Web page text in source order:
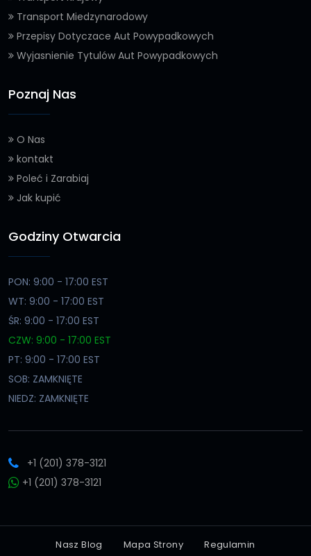
Transport Miedzynarodowy
Przepisy Dotyczace Aut Powypadkowych
Wyjasnienie Tytulów Aut Powypadkowych
Poznaj Nas
O Nas
kontakt
Poleć i Zarabiaj
Jak kupić
Godziny Otwarcia
PON: 9:00 - 17:00 EST
WT: 9:00 - 17:00 EST
ŚR: 9:00 - 17:00 EST
CZW: 9:00 - 17:00 EST
PT: 9:00 - 17:00 EST
SOB: ZAMKNIĘTE
NIEDZ: ZAMKNIĘTE
+1 (201) 378-3121
+1 (201) 378-3121
Nasz Blog Mapa Strony Regulamin